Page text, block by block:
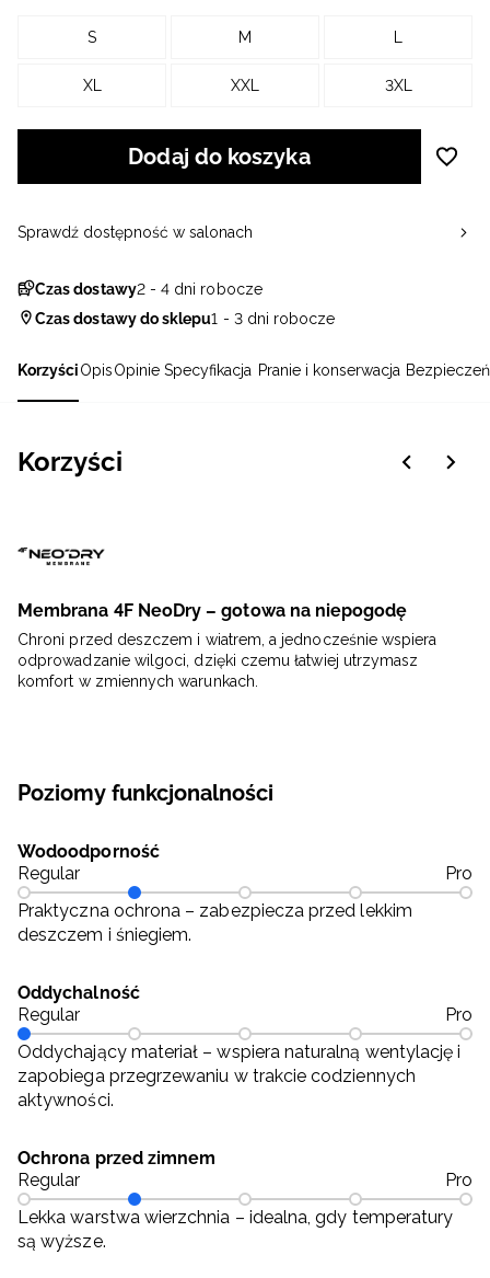
KorzyściOpisOpinie Specyfikacja Pranie i konserwacja
Korzyści
Membrana 4F NeoDry – gotowa na niepogodę
Chroni przed deszczem i wiatrem, a jednocześnie wspiera
odprowadzanie wilgoci, dzięki czemu łatwiej utrzymasz
komfort w zmiennych warunkach.
Poziomy funkcjonalności
Wodoodporność
Regular
Pro
Praktyczna ochrona – zabezpiecza przed lekkim
deszczem i śniegiem.
Oddychalność
Regular
Pro
Oddychający materiał – wspiera naturalną wentylację i
zapobiega przegrzewaniu w trakcie codziennych
aktywności.
Ochrona przed zimnem
Regular
Pro
Lekka warstwa wierzchnia – idealna, gdy temperatury
są wyższe.
S M L
XL XXL 3XL
Dodaj do koszyka
Czas dostawy2 - 4 dni robocze
Czas dostawy do sklepu1 - 3 dni robocze
Sprawdź dostępność w salonach